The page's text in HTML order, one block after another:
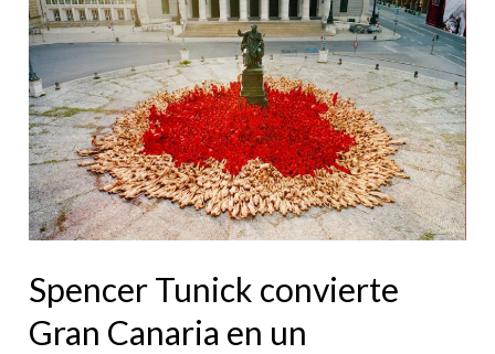
Spencer Tunick convierte
Gran Canaria en un
Gran
Canaria
en
un
manifiesto
humano
por
diversidad
con